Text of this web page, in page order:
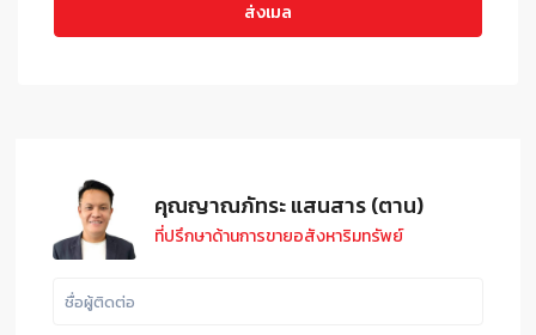
คุณญาณภัทระ แสนสาร (ตาน)
ที่ปรึกษาด้านการขายอสังหาริมทรัพย์